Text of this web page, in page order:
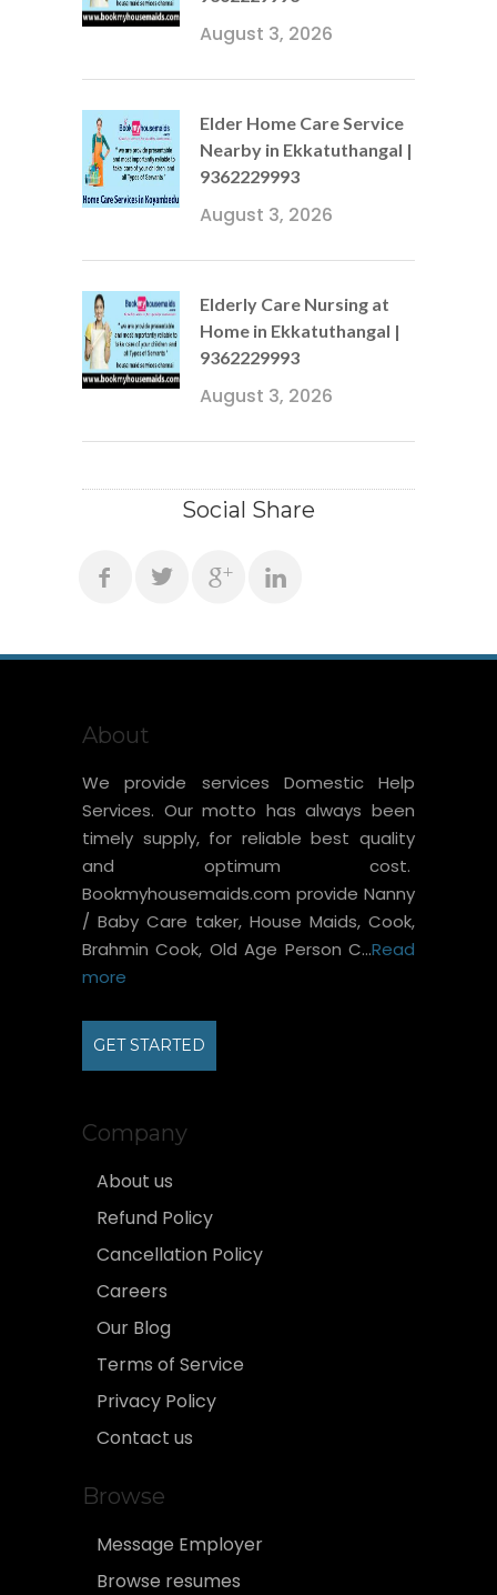
August 3, 2026
Elder Home Care Service
Nearby in Ekkatuthangal |
9362229993
August 3, 2026
Elderly Care Nursing at
Home in Ekkatuthangal |
9362229993
August 3, 2026
Social Share
About
We provide services Domestic Help
Services. Our motto has always been
timely supply, for reliable best quality
and optimum cost.
Bookmyhousemaids.com provide Nanny
/ Baby Care taker, House Maids, Cook,
Brahmin Cook, Old Age Person C...Read
more
GET STARTED
Company
About us
Refund Policy
Cancellation Policy
Careers
Our Blog
Terms of Service
Privacy Policy
Contact us
Browse
Message Employer
Browse resumes